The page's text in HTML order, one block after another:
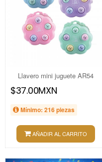
Llavero mini juguete AR54
$37.00MXN
Mínimo: 216 piezas
AÑADIR AL CARRITO